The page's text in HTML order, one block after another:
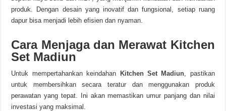
produk. Dengan desain yang inovatif dan fungsional, setiap ruang
dapur bisa menjadi lebih efisien dan nyaman.
Cara Menjaga dan Merawat Kitchen
Set Madiun
Untuk mempertahankan keindahan Kitchen Set Madiun, pastikan
untuk membersihkan secara teratur dan menggunakan produk
perawatan yang tepat. Ini akan memastikan umur panjang dan nilai
investasi yang maksimal.